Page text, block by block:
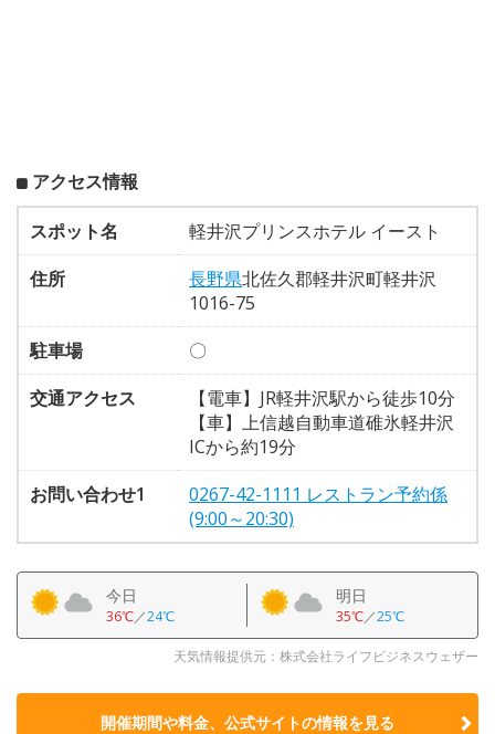
アクセス情報
スポット名
軽井沢プリンスホテル イースト
住所
長野県北佐久郡軽井沢町軽井沢
1016-75
駐車場
〇
交通アクセス
【電車】JR軽井沢駅から徒歩10分
【車】上信越自動車道碓氷軽井沢
ICから約19分
お問い合わせ1
0267-42-1111 レストラン予約係
(9:00～20:30)
今日
36℃／24℃
明日
35℃／25℃
天気情報提供元：株式会社ライフビジネスウェザー
開催期間や料金、公式サイトの情報を見る